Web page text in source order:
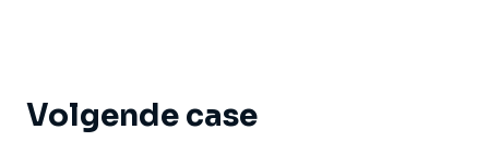
Volgende case